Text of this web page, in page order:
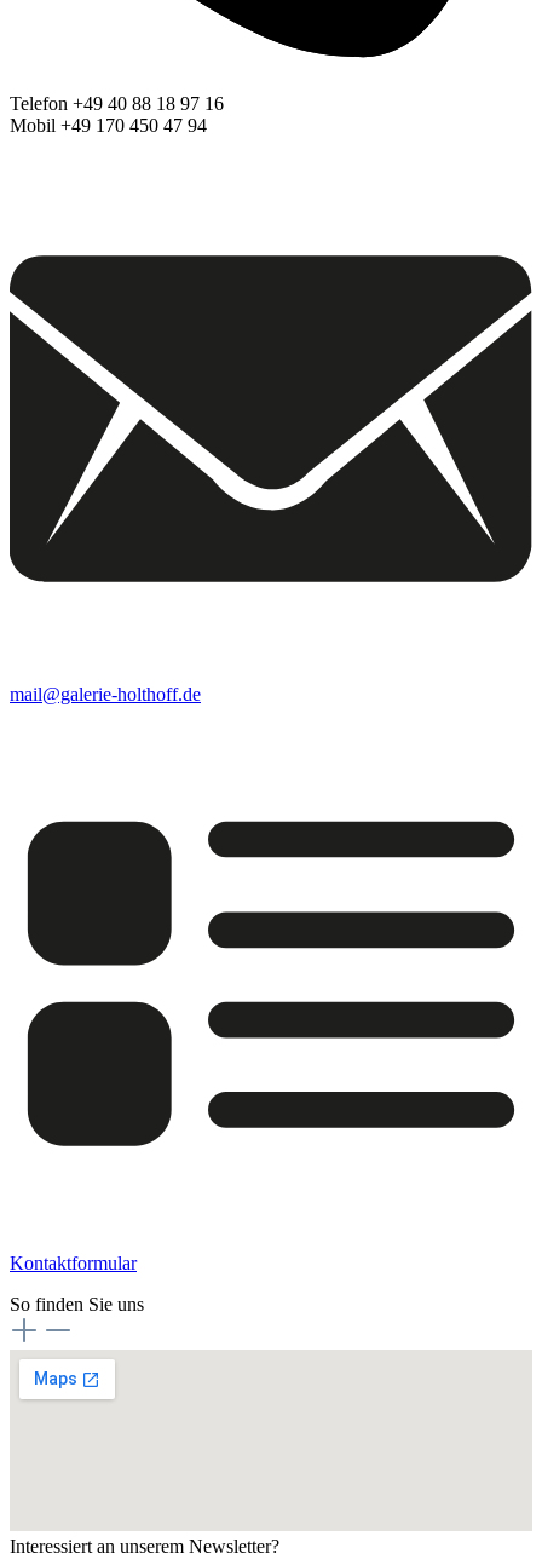
Telefon +49 40 88 18 97 16
Mobil +49 170 450 47 94
mail@galerie-holthoff.de
Kontaktformular
So finden Sie uns
Interessiert an unserem Newsletter?